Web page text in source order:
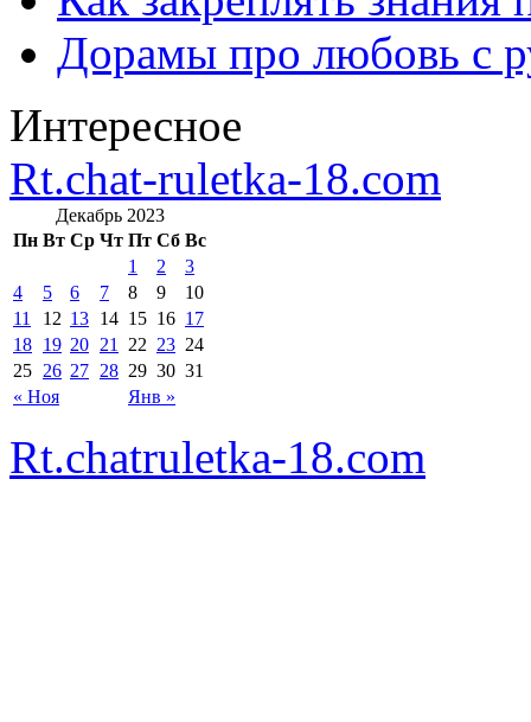
Дорамы про любовь с
Интересное
Rt.chat-ruletka-18.com
Декабрь 2023
Пн Вт Ср Чт Пт Сб Вс
« Ноя Янв »
1 2
3
4
5 6 7 8 9
10
11
12 13 14 15 16 17
18 19 20 21 22 23 24
25 26 27 28 29 30 31
Rt.chatruletka-18.com